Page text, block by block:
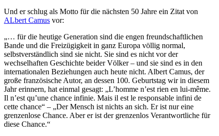
Und er schlug als Motto für die nächsten 50 Jahre ein Zitat von
ALbert Camus vor:
„… für die heutige Generation sind die engen freundschaftlichen
Bande und die Freizügigkeit in ganz Europa völlig normal,
selbstverständlich sind sie nicht. Sie sind es nicht vor der
wechselhaften Geschichte beider Völker – und sie sind es in den
internationalen Beziehungen auch heute nicht. Albert Camus, der
große französische Autor, an dessen 100. Geburtstag wir in diesem
Jahr erinnern, hat einmal gesagt: „L’homme n’est rien en lui-même.
Il n’est qu’une chance infinie. Mais il est le responsable infini de
cette chance“ – „Der Mensch ist nichts an sich. Er ist nur eine
grenzenlose Chance. Aber er ist der grenzenlos Verantwortliche für
diese Chance.“